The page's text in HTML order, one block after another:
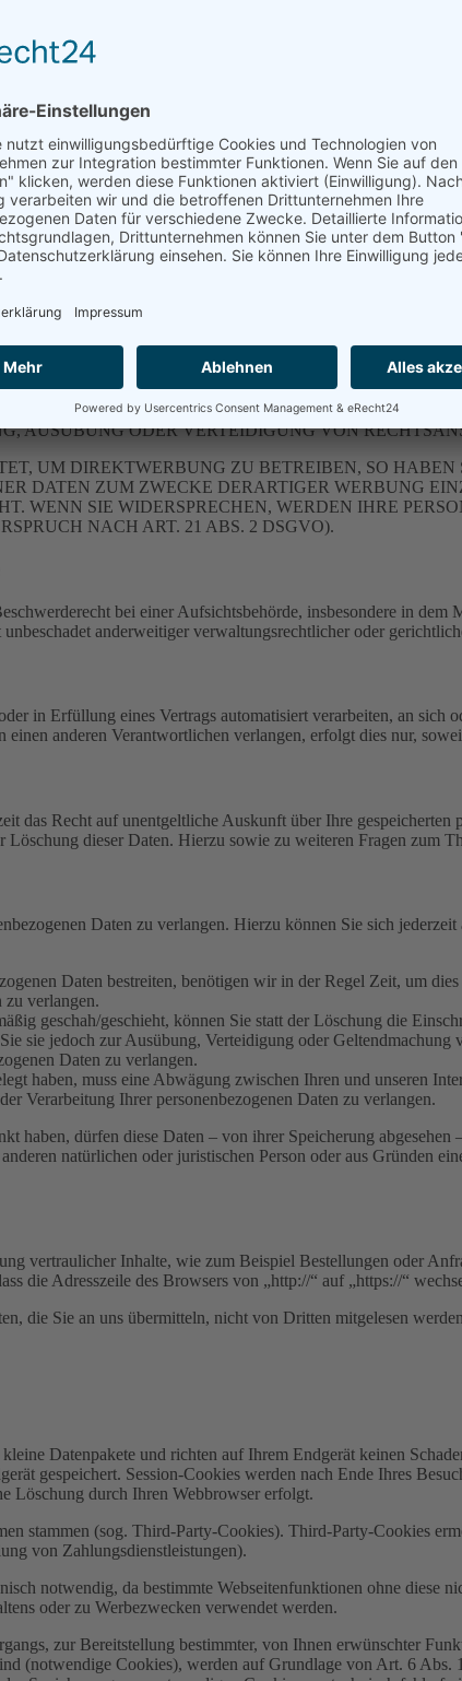
Stellen zusammen. Dabei ist teilweise auch eine
wenn dies im Rahmen einer Vertragserfüllung erforderlich ist,
f DSGVO an der Weitergabe haben oder wenn eine
nur auf Grundlage eines gültigen Vertrags über
möglich. Sie können eine bereits erteilte
Fällen sowie gegen Direktwerbung (Art. 21
6 ABS. 1 LIT. E ODER F DSGVO ERFOLGT, HABEN
IHRER PERSONENBEZOGENEN
RECHTSGRUNDLAGE, AUF DENEN EINE
WERDEN WIR IHRE BETROFFENEN
FÜR DIE VERARBEITUNG NACHWEISEN, DIE
AUSÜBUNG ODER VERTEIDIGUNG VON
UM DIREKTWERBUNG ZU BETREIBEN, SO HABEN
DATEN ZUM ZWECKE DERARTIGER WERBUNG
WENN SIE WIDERSPRECHEN, WERDEN IHRE
NACH ART. 21 ABS. 2 DSGVO).
bei einer Aufsichtsbehörde, insbesondere in
anderweitiger verwaltungsrechtlicher oder
in Erfüllung eines Vertrags automatisiert verarbeiten, an sich
anderen Verantwortlichen verlangen, erfolgt dies nur,
das Recht auf unentgeltliche Auskunft über Ihre
dieser Daten. Hierzu sowie zu weiteren Fragen zum
Daten zu verlangen. Hierzu können Sie sich
Daten bestreiten, benötigen wir in der Regel Zeit, um
zu verlangen.
geschah/geschieht, können Sie statt der Löschung die
sie jedoch zur Ausübung, Verteidigung oder Geltendmachung
Daten zu verlangen.
haben, muss eine Abwägung zwischen Ihren und unseren
Verarbeitung Ihrer personenbezogenen Daten zu verlangen.
haben, dürfen diese Daten – von ihrer Speicherung
natürlichen oder juristischen Person oder aus Gründen
vertraulicher Inhalte, wie zum Beispiel Bestellungen oder
die Adresszeile des Browsers von „http://“ auf „https://“
die Sie an uns übermitteln, nicht von Dritten mitgelesen
Datenpakete und richten auf Ihrem Endgerät keinen
gespeichert. Session-Cookies werden nach Ende Ihres
Löschung durch Ihren Webbrowser erfolgt.
stammen (sog. Third-Party-Cookies). Third-Party-Cookies
von Zahlungsdienstleistungen).
notwendig, da bestimmte Webseitenfunktionen ohne
oder zu Werbezwecken verwendet werden.
zur Bereitstellung bestimmter, von Ihnen erwünschter
(notwendige Cookies), werden auf Grundlage von Art. 6